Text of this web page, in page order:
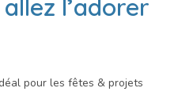
l’adorer
pour les fêtes & projets